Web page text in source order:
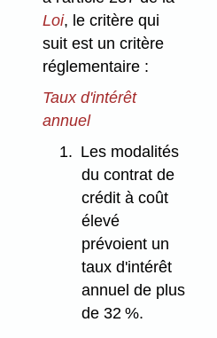
Loi, le critère qui
suit est un critère
réglementaire :
Taux d'intérêt
annuel
1. Les modalités
du contrat de
crédit à coût
élevé
prévoient un
taux d'intérêt
annuel de plus
de 32 %.